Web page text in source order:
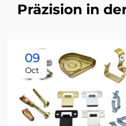
Präzision in
09
Oct